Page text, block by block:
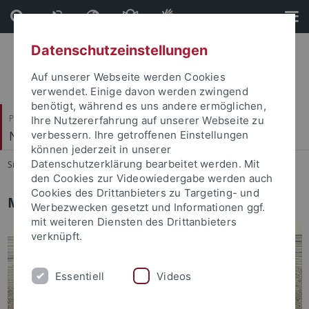
Direkt
zum
Inhalt
Direkt
zur
Fußleiste
Philosophische Fakultät
Neuere Geschichte
Sie sind hier: Startseite ... Ver- und Entflechtung
Mobilität und Verflechtungen
Datenschutzeinstellungen
Auf unserer Webseite werden Cookies
verwendet. Einige davon werden zwingend
benötigt, während es uns andere ermöglichen,
Ihre Nutzererfahrung auf unserer Webseite zu
verbessern. Ihre getroffenen Einstellungen
können jederzeit in unserer
Datenschutzerklärung bearbeitet werden. Mit
den Cookies zur Videowiedergabe werden auch
Cookies des Drittanbieters zu Targeting- und
Werbezwecken gesetzt und Informationen ggf.
mit weiteren Diensten des Drittanbieters
verknüpft.
Essentiell Videos